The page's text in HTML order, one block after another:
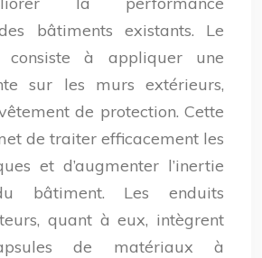
bâtiments existants. Le
consiste à appliquer une
sur les murs extérieurs,
de protection. Cette
de traiter efficacement les
et d’augmenter l’inertie
bâtiment. Les enduits
quant à eux, intègrent
de matériaux à